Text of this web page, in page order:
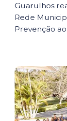
Guarulhos
Rede
Prevenção ao